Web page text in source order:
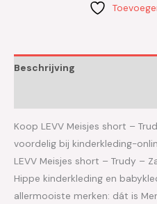
Beschrijving
Koop LEVV Meisjes short –
voordelig bij kinderkleding-
LEVV Meisjes short – Trudy –
Hippe kinderkleding en
allermooiste merken: dát is